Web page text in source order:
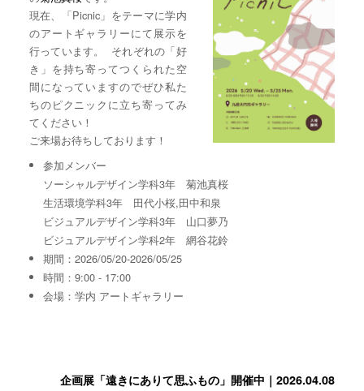
現在、「Picnic」をテーマに学内
のアートギャラリーにて展示を
行っています。 それぞれの「好
き」を持ち寄ってつくられた空
間になっていますのでぜひ私た
ちのピクニックに立ち寄ってみ
てください！
ご来場お待ちしております！
参加メンバー
ソーシャルデザイン学科3年 菊池真桜
生活環境学科3年 田代小桜,田中和泉
ビジュアルデザイン学科3年 山口夢乃
ビジュアルデザイン学科2年 網谷花鈴
期間：2026/05/20-2026/05/25
時間：9:00 - 17:00
会場：学内 アートギャラリー
企画展「遠きにありて思ふもの」開催中｜2026.04.08